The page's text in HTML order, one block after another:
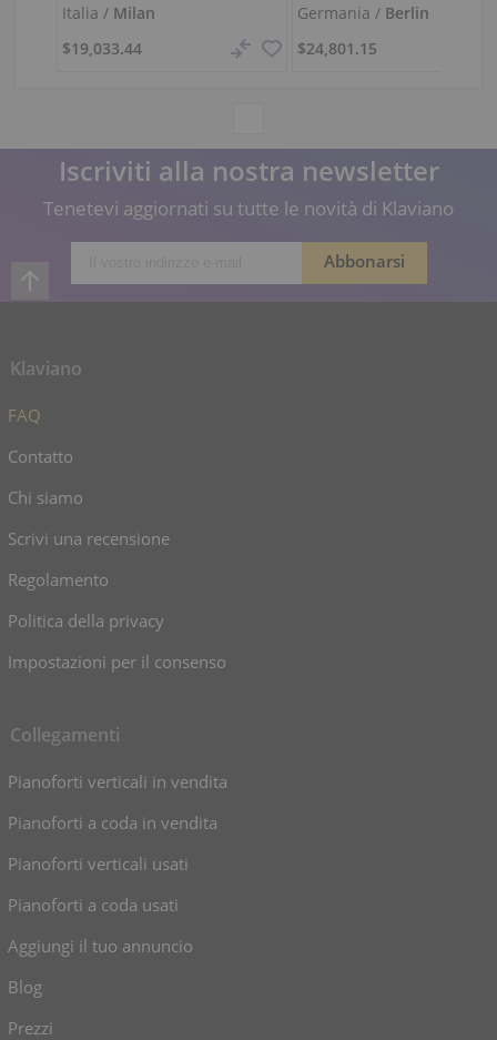
Italia / Milan
$19,033.44
Germania / Berlin
$24,801.15
Iscriviti alla nostra newsletter
Tenetevi aggiornati su tutte le novità di Klaviano
Klaviano
FAQ
Contatto
Chi siamo
Scrivi una recensione
Regolamento
Politica della privacy
Impostazioni per il consenso
Collegamenti
Pianoforti verticali in vendita
Pianoforti a coda in vendita
Pianoforti verticali usati
Pianoforti a coda usati
Aggiungi il tuo annuncio
Blog
Prezzi